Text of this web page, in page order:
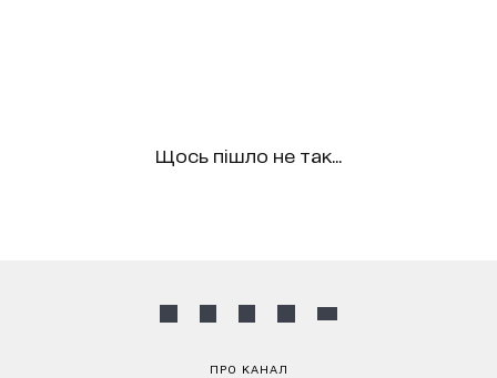
Щось пішло не так...
ПРО КАНАЛ